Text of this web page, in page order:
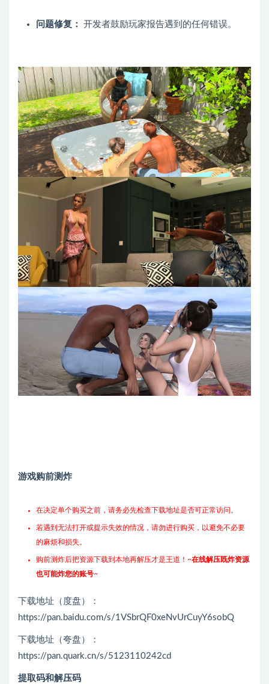
问题修复： 开发者鼓励玩家报告遇到的任何错误。
游戏购前测炸
在决定单个购买之前，请务必先检查下载地址是否可正常访问。
若遇到无法打开或提示失效的情况，请勿进行购买，以避免不必要
的麻烦和损失。
购前测炸后把资源下载到本地再解压才是王道！~在线解压既炸资源
也可能炸您的账号~
下载地址（度盘）：
https://pan.baidu.com/s/1VSbrQF0xeNvUrCuyY6sobQ
下载地址（夸盘）：
https://pan.quark.cn/s/5123110242cd
提取码和解压码